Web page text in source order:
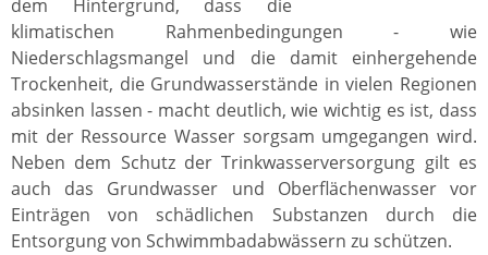
dem Hintergrund, dass die
klimatischen Rahmenbedingungen - wie
Niederschlagsmangel und die damit einhergehende
Trockenheit, die Grundwasserstände in vielen Regionen
absinken lassen - macht deutlich, wie wichtig es ist, dass
mit der Ressource Wasser sorgsam umgegangen wird.
Neben dem Schutz der Trinkwasserversorgung gilt es
auch das Grundwasser und Oberflächenwasser vor
Einträgen von schädlichen Substanzen durch die
Entsorgung von Schwimmbadabwässern zu schützen.